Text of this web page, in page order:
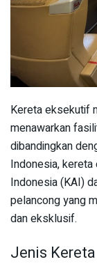
Kereta eksekutif
menawarkan
dibandingkan
Indonesia,
Indonesia (KAI)
pelancong yang
dan eksklusif.
Jenis